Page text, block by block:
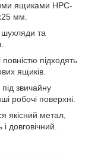
ящиками HPC-
мм.
шухляди та
підходять
ящиків.
під звичайну
робочі поверхні.
якісний метал,
довговічний.